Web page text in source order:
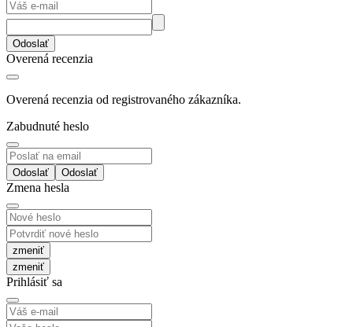
Odoslať
Overená recenzia
Overená recenzia od registrovaného zákazníka.
Zabudnuté heslo
Odoslať
Zmena hesla
zmeniť
Prihlásiť sa